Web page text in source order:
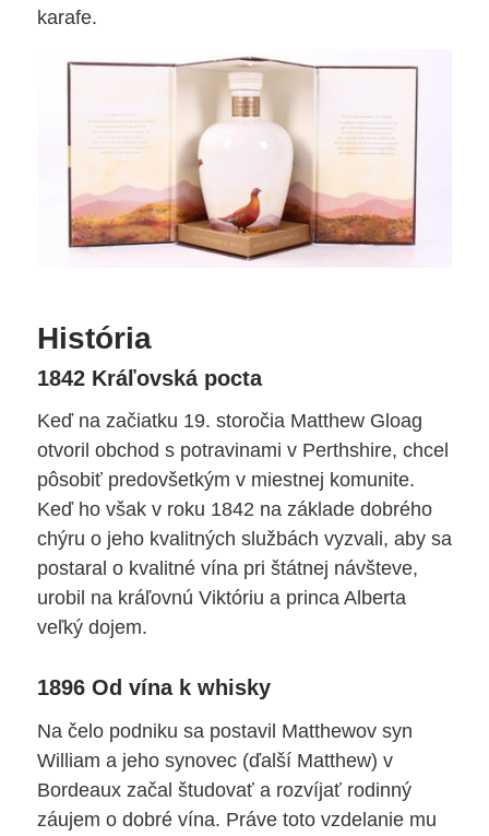
karafe.
História
1842 Kráľovská pocta
Keď na začiatku 19. storočia Matthew Gloag
otvoril obchod s potravinami v Perthshire, chcel
pôsobiť predovšetkým v miestnej komunite.
Keď ho však v roku 1842 na základe dobrého
chýru o jeho kvalitných službách vyzvali, aby sa
postaral o kvalitné vína pri štátnej návšteve,
urobil na kráľovnú Viktóriu a princa Alberta
veľký dojem.
1896 Od vína k whisky
Na čelo podniku sa postavil Matthewov syn
William a jeho synovec (ďalší Matthew) v
Bordeaux začal študovať a rozvíjať rodinný
záujem o dobré vína. Práve toto vzdelanie mu